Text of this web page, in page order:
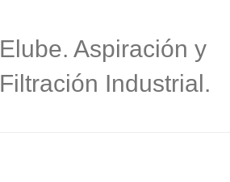
Elube. Aspiración y
Filtración Industrial.